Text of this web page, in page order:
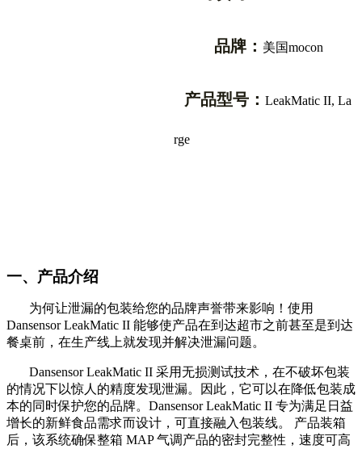
品牌： 美国mocon
产品型号： LeakMatic II, La
rge
一、产品介绍
为何让泄漏的包装给您的品牌声誉带来影响！使用
Dansensor LeakMatic II 能够使产品在到达超市之前甚至是到达
餐桌前，在生产线上就发现并解决泄漏问题。
Dansensor LeakMatic II 采用无损测试技术，在不破坏包装
的情况下以惊人的精度发现泄漏。因此，它可以在降低包装成
本的同时保护您的品牌。 Dansensor LeakMatic II 专为满足日益
增长的新鲜食品需求而设计，可直接融入包装线。
产品装箱
后，该系统确保整箱 MAP气调产品的密封完整性，速度可高